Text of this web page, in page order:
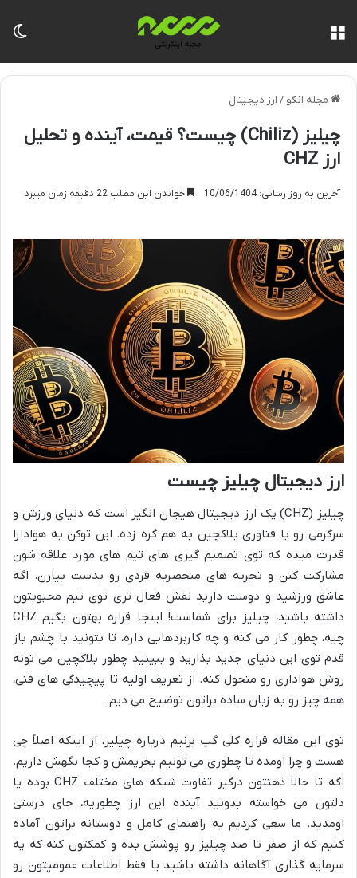
مجله انکو / ارز دیجیتال
چیلیز (Chiliz) چیست؟ قیمت، آینده و تحلیل
ارز CHZ
آخرین به روز رسانی: 10/06/1404 خواندن این مطلب 22 دقیقه زمان میبرد
ارز دیجیتال چیلیز چیست
چیلیز (CHZ) یک ارز دیجیتال هیجان انگیز است که دنیای ورزش و
سرگرمی رو با فناوری بلاکچین به هم گره زده. این توکن به هوادارا
قدرت میده که توی تصمیم گیری های تیم های مورد علاقه شون
مشارکت کنن و تجربه های منحصربه فردی رو بدست بیارن. اگه
عاشق ورزشید و دوست دارید نقش فعال تری توی تیم محبوبتون
داشته باشید، چیلیز برای شماست! اینجا قراره بهتون بگیم CHZ
چیه، چطور کار می کنه و چه کاربردهایی داره، تا بتونید با چشم باز
قدم توی این دنیای جدید بذارید و ببینید چطور بلاکچین می تونه
روش هواداری رو متحول کنه. از تعریف اولیه تا پیچیدگی های فنی،
همه چیز رو به زبان ساده براتون توضیح می دیم.
توی این مقاله قراره کلی گپ بزنیم درباره چیلیز، از اینکه اصلاً چی
هست و چرا اومده تا چطوری می تونیم بخریمش و کجا نگهش داریم.
اگه تا حالا ذهنتون درگیر تفاوت شبکه های مختلف CHZ بوده یا
دلتون می خواسته بدونید آینده این ارز چطوریه، جای درستی
اومدید. ما سعی کردیم یه راهنمای کامل و دوستانه براتون آماده
کنیم که از صفر تا صد چیلیز رو پوشش بده و کمکتون کنه که یه
سرمایه گذاری آگاهانه داشته باشید یا فقط اطلاعات عمومیتون رو